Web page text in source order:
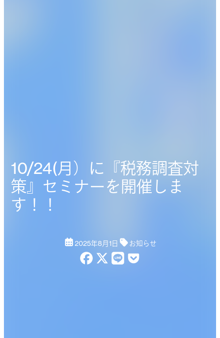
10/24(月）に『税務調査対
策』セミナーを開催しま
す！！
2025年8月1日 お知らせ